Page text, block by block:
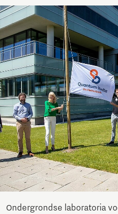
Ondergrondse laboratoria